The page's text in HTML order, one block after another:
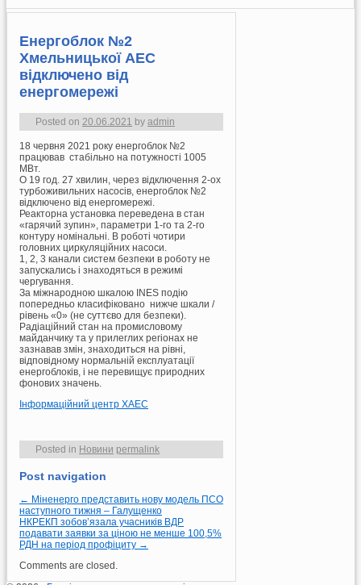
Енергоблок №2
Хмельницької АЕС
відключено від
енергомережі
Posted on 20.06.2021 by admin
18 червня 2021 року енергоблок №2
працював стабільно на потужності 1005
МВт.
О 19 год. 27 хвилин, через відключення 2-ох
турбоживильних насосів, енергоблок №2
відключено від енергомережі.
Реакторна установка переведена в стан
«гарячий зупин», параметри 1-го та 2-го
контуру номінальні. В роботі чотири
головних циркуляційних насоси.
1, 2, 3 канали систем безпеки в роботу не
запускались і знаходяться в режимі
чергування.
За міжнародною шкалою INES подію
попередньо класифіковано нижче шкали /
рівень «0» (не суттєво для безпеки).
Радіаційний стан на промисловому
майданчику та у прилеглих регіонах не
зазнавав змін, знаходиться на рівні,
відповідному нормальній експлуатації
енергоблоків, і не перевищує природних
фонових значень.
Інформаційний центр ХАЕС
Posted in Новини permalink
Post navigation
← Міненерго представить нову модель ПСО
наступного тижня – Галущенко
НКРЕКП зобов’язала учасників ВДР
подавати заявки за ціною не менше 100,5%
РДН на період профіциту →
Comments are closed.